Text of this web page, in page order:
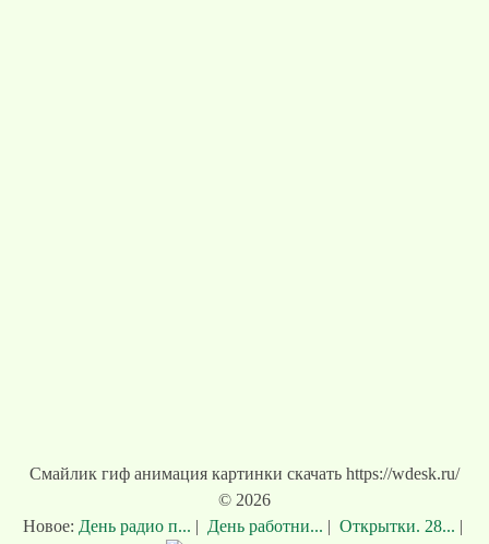
Смайлик гиф анимация картинки скачать https://wdesk.ru/
© 2026
Новое: День радио п... | День работни... | Открытки. 28... |